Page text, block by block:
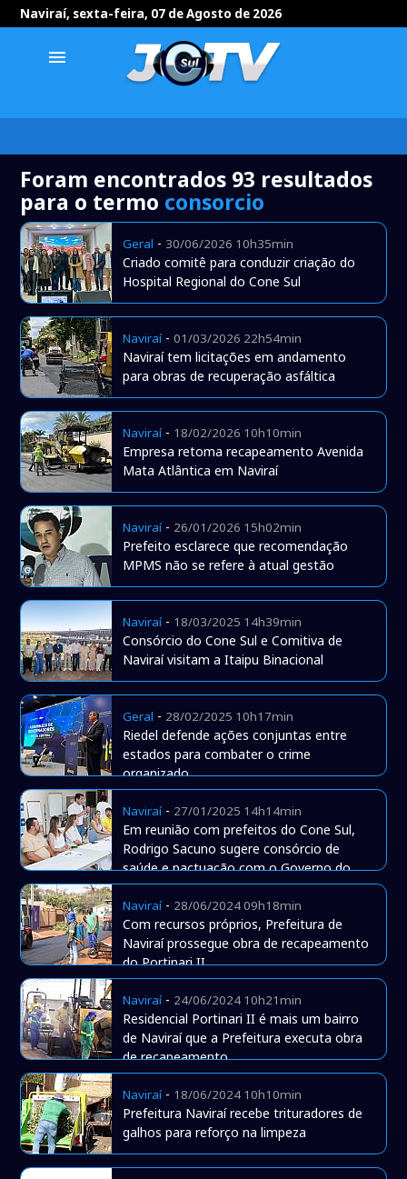
Naviraí, sexta-feira, 07 de Agosto de 2026
menu
Foram encontrados 93 resultados
para o termo consorcio
Geral - 30/06/2026 10h35min
Criado comitê para conduzir criação do
Hospital Regional do Cone Sul
Naviraí-01/03/2026 22h54min
Naviraí tem licitações em andamento
para obras de recuperação asfáltica
Naviraí- 18/02/2026 10h10min
Empresa retoma recapeamento Avenida
Mata Atlântica em Naviraí
Naviraí- 26/01/2026 15h02min
Prefeito esclarece que recomendação
MPMS não se refere à atual gestão
Naviraí- 18/03/2025 14h39min
Consórcio do Cone Sul e Comitiva de
Naviraí visitam a Itaipu Binacional
Geral - 28/02/2025 10h17min
Riedel defende ações conjuntas entre
estados para combater o crime
organizado
Naviraí- 27/01/2025 14h14min
Em reunião com prefeitos do Cone Sul,
Rodrigo Sacuno sugere consórcio de
saúde e pactuação com o Governo do
Estado
Naviraí- 28/06/2024 09h18min
Com recursos próprios, Prefeitura de
Naviraí prossegue obra de recapeamento
do Portinari II
Naviraí- 24/06/2024 10h21min
Residencial Portinari II é mais um bairro
de Naviraí que a Prefeitura executa obra
de recapeamento
Naviraí- 18/06/2024 10h10min
Prefeitura Naviraí recebe trituradores de
galhos para reforço na limpeza